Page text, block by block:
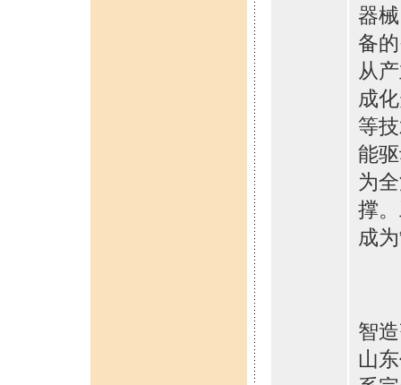
器
备
从
成
等
能
为
撑
成
智
山